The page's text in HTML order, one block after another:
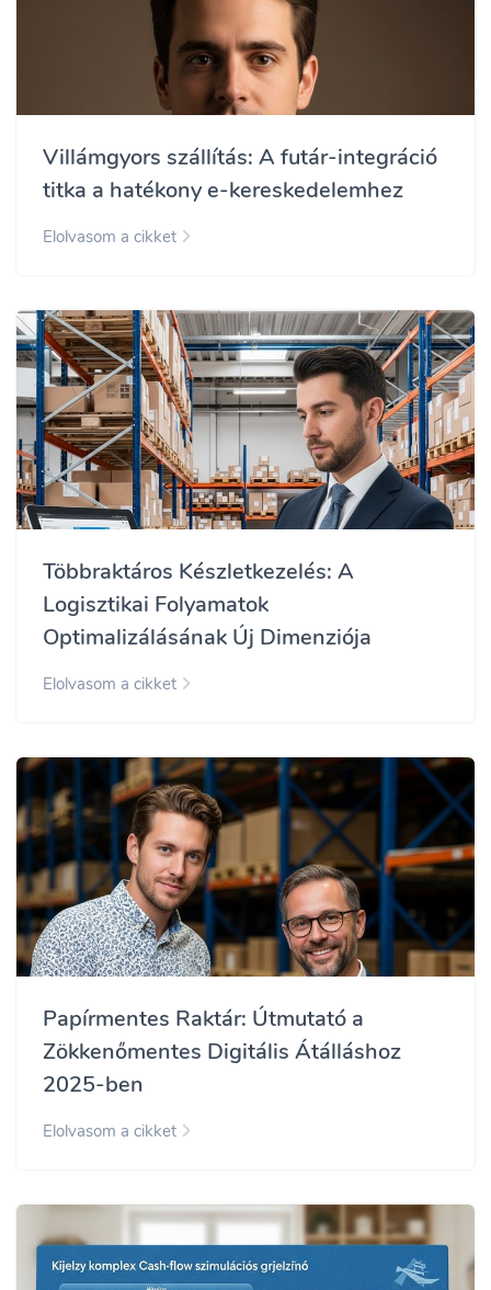
Villámgyors szállítás: A futár-integráció
titka a hatékony e-kereskedelemhez
Elolvasom a cikket
Többraktáros Készletkezelés: A
Logisztikai Folyamatok
Optimalizálásának Új Dimenziója
Elolvasom a cikket
Papírmentes Raktár: Útmutató a
Zökkenőmentes Digitális Átálláshoz
2025-ben
Elolvasom a cikket